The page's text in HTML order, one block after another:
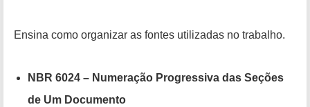
Ensina como organizar as fontes utilizadas no trabalho.
NBR 6024 – Numeração Progressiva das Seções
de Um Documento